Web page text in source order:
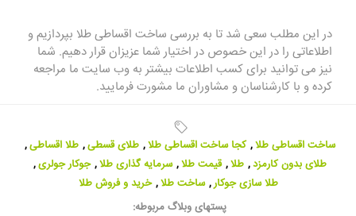
در این مطلب سعی شد تا به بررسی ساخت اقساطی طلا بپردازیم و
اطلاعاتی را در این خصوص در اختیار شما عزیزان قرار دهیم. شما
نیز می توانید برای کسب اطلاعات بیشتر به وب سایت ما مراجعه
کرده و با کارشناسان و مشاوران ما مشورت فرمایید.
ساخت اقساطی طلا, کجا ساخت اقساطی طلا, طلای قسطی, طلا اقساطی,
طلای بدون کارمزد, طلا, قیمت طلا, سرمایه گذاری طلا, جوکار جولری,
طلا سازی جوکار, ساخت طلا, خرید و فروش طلا
پستهای وبلاگ مربوطه: